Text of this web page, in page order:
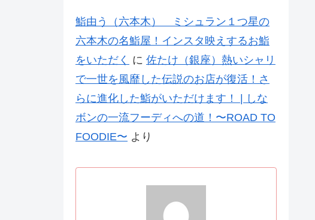
鮨由う（六本木） ミシュラン１つ星の
六本木の名鮨屋！インスタ映えするお鮨
をいただく に 佐たけ（銀座）熱いシャリ
で一世を風靡した伝説のお店が復活！さ
らに進化した鮨がいただけます！ | しな
ボンの一流フーディへの道！〜ROAD TO
FOODIE〜 より